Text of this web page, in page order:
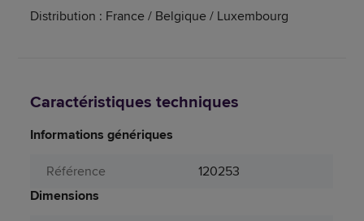
Distribution : France / Belgique / Luxembourg
Caractéristiques techniques
Informations génériques
Référence
120253
Dimensions